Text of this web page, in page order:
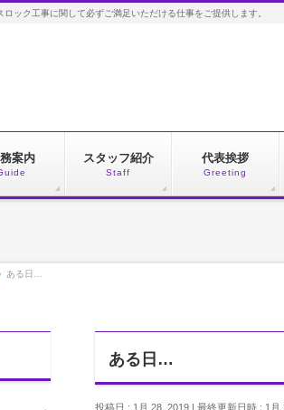
ック工事に関して必ずご満足いただける仕事をご提供します。
案内 スタッフ紹介
Staff
代表挨拶
Greeting
ある日…
ある日…
投稿日 : 1月 28, 2019 最終更新日時 : 1月